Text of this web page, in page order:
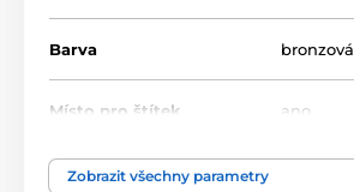
Barva bronzová
Místo pro štítek ano
Výška cm
Zobrazit všechny parametry